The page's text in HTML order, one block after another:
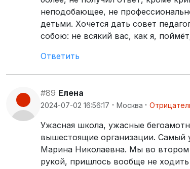
неподобающее, не
детьми. Хочется дать совет
собою: не всякий вас, как я,
Ответить
#89 Елена
2024-07-02 16:56:17 · Москва ·
Ужасная школа, ужасные
вышестоящие организации. Самый
Марина Николаевна. Мы во втором
рукой, пришлось вообще не